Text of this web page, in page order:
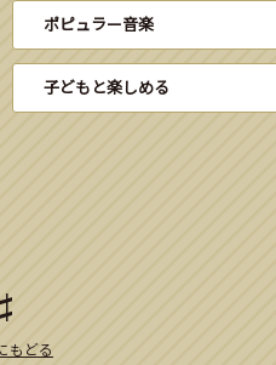
ポピュラー音楽
子どもと楽しめる
もどる